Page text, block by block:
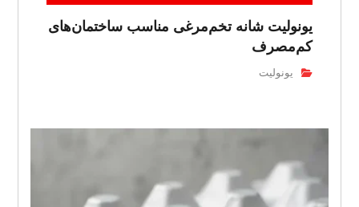
یونولیت شانه تخم‌مرغی مناسب ساختمان‌های
کم‌مصرف
یونولیت